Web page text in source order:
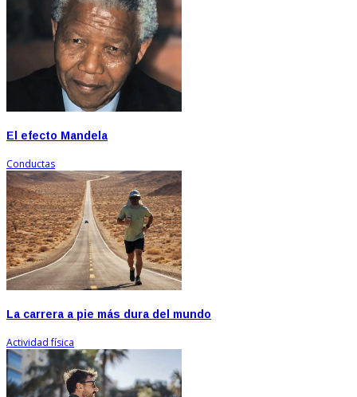
El efecto Mandela
Conductas
La carrera a pie más dura del mundo
Actividad física